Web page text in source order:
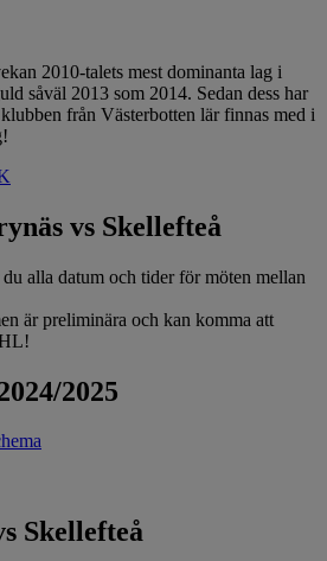
2010-talets mest dominanta lag i
såväl 2013 som 2014. Sedan dess har
från Västerbotten lär finnas med i
vs Skellefteå
alla datum och tider för möten mellan
är preliminära och kan komma att
2025
Skellefteå